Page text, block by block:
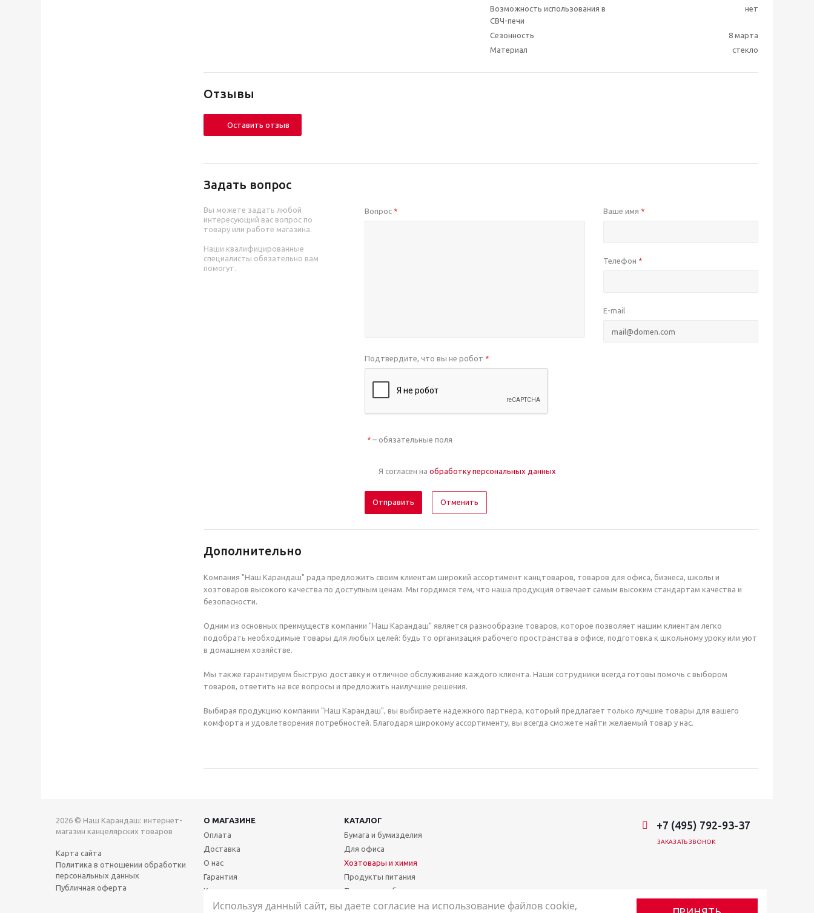
Возможность использования в
СВЧ-печи
нет
Сезонность
8 марта
Материал
стекло
Отзывы
Оставить отзыв
Задать вопрос
Вы можете задать любой
интересующий вас вопрос по
товару или работе магазина.
Наши квалифицированные
специалисты обязательно вам
помогут.
Вопрос * Ваше имя *
Телефон *
E-mail
Подтвердите, что вы не робот *
*– обязательные поля
Я согласен на обработку персональных данных
Отменить
Дополнительно
Компания "Наш Карандаш" рада предложить своим клиентам широкий ассортимент канцтоваров, товаров для офиса, бизнеса, школы и
хозтоваров высокого качества по доступным ценам. Мы гордимся тем, что наша продукция отвечает самым высоким стандартам качества и
безопасности.
Одним из основных преимуществ компании "Наш Карандаш" является разнообразие товаров, которое позволяет нашим клиентам легко
подобрать необходимые товары для любых целей: будь то организация рабочего пространства в офисе, подготовка к школьному уроку или уют
в домашнем хозяйстве.
Мы также гарантируем быструю доставку и отличное обслуживание каждого клиента. Наши сотрудники всегда готовы помочь с выбором
товаров, ответить на все вопросы и предложить наилучшие решения.
Выбирая продукцию компании "Наш Карандаш", вы выбираете надежного партнера, который предлагает только лучшие товары для вашего
комфорта и удовлетворения потребностей. Благодаря широкому ассортименту, вы всегда сможете найти желаемый товар у нас.
2026 © Наш Карандаш: интернет-
магазин канцелярских товаров
Карта сайта
Политика в отношении обработки
персональных данных
Публичная оферта
О МАГАЗИНЕ
КАТАЛОГ
Оплата
Доставка
О нас
Гарантия
Контакты
Бумага и бумизделия
Для офиса
Хозтовары и химия
Продукты питания
Техника и мебель
Школа и творчество
+7 (495) 792-93-37
ЗАКАЗАТЬ ЗВОНОК
Используя данный сайт, вы даете согласие на использование файлов cookie,